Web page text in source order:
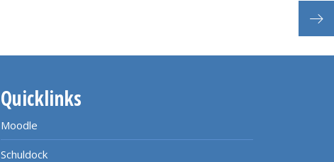
Quicklinks
Moodle
Schuldock